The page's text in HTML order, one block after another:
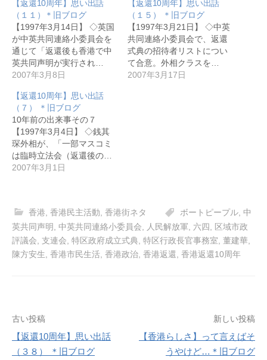
【返還10周年】思い出話
（１１）＊旧ブログ
【1997年3月14日】 ◇英国
が中英共同連絡小委員会を
通じて「返還後も香港で中
英共同声明が実行され…
2007年3月8日
【返還10周年】思い出話
（１５） ＊旧ブログ
【1997年3月21日】 ◇中英
共同連絡小委員会で、返還
式典の招待者リストについ
て合意。外相クラスを…
2007年3月17日
【返還10周年】思い出話
（７） ＊旧ブログ
10年前の出来事その７
【1997年3月4日】 ◇銭其
琛外相が、「一部マスコミ
は臨時立法会（返還後の…
2007年3月1日
香港 香港民主活動 香港街ネタ ボートピープル 中
英共同声明
中英共同連絡小委員会 人民解放軍 六四
区域市政
評議会 支連会 特区政府成立式典 特区行政長官事務室 董建華
陳方安生 香港市民生活 香港政治 香港返還 香港返還10周年
投
稿
古い投稿
【返還10周年】思い出話
（３８） ＊旧ブログ
新しい投稿
【香港らしさ】って言えばそ
うやけど…＊旧ブログ